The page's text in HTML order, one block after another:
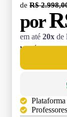
de R$
por
em até 20x de
MATRÍCULA: